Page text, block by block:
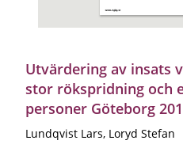
Utvärdering av insats
stor rökspridning och
personer Göteborg
Lundqvist Lars, Loryd Stefan